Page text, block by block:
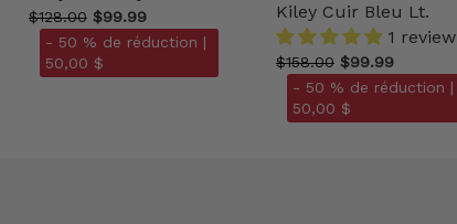
$128.00 $99.99
- 50 % de réduction |
50,00 $
Kiley Cuir Bleu Lt.
1 review
$158.00 $99.99
- 50 % de réduction |
50,00 $